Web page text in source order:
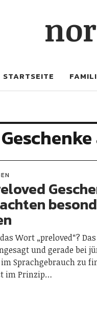
STARTSEITE
Wort „preloved“?
und gerade bei
Sprachgebrauch zu
im Prinzip…